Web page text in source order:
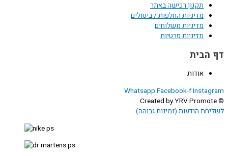
תקנון רכישה באתר
מדיניות החלפות / ביטולים
מדיניות משלוחים
מדיניות פרטיות
דף הבית
אודות
Whatsapp Facebook-fInstagram
© Created by YRV Promote
לשליחת הודעות (זמינות גבוהה)